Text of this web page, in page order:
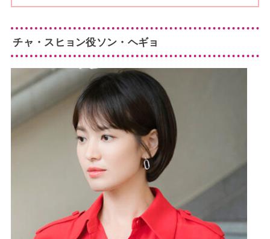
チャ・スヒョン役ソン・ヘギョ